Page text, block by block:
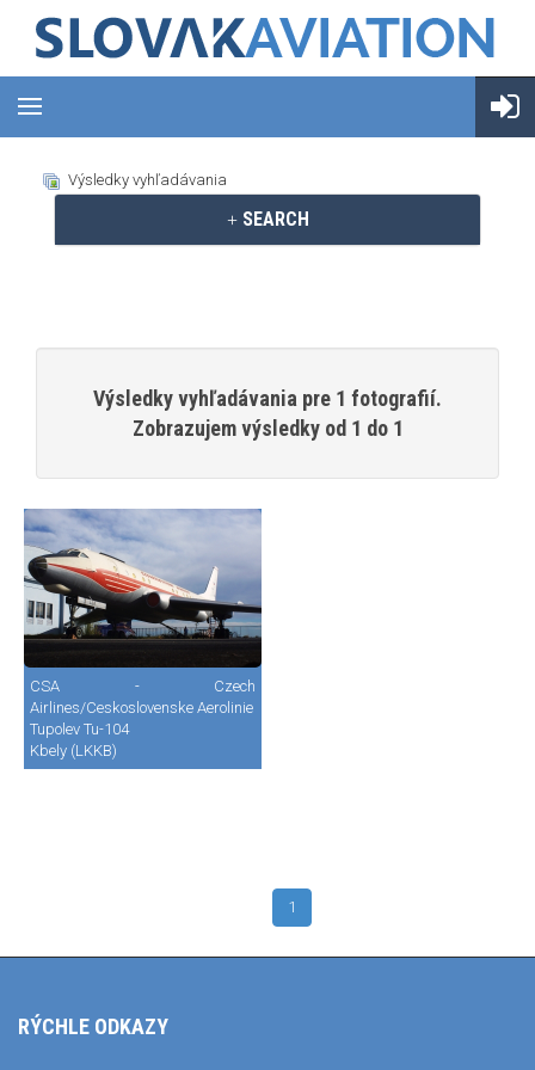
Výsledky vyhľadávania
SEARCH
Výsledky vyhľadávania pre 1 fotografií.
Zobrazujem výsledky od 1 do 1
CSA - Czech
Airlines/Ceskoslovenske Aerolinie
Tupolev Tu-104
Kbely (LKKB)
1
RÝCHLE ODKAZY